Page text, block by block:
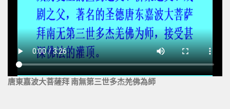
唐東嘉波大菩薩拜 南無第三世多杰羌佛為師